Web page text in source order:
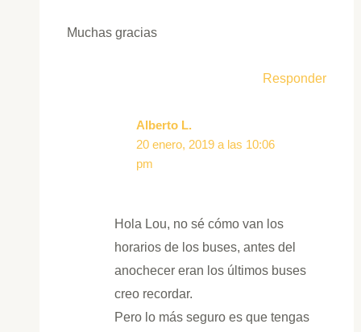
Muchas gracias
Responder
Alberto L.
20 enero, 2019 a las 10:06
pm
Hola Lou, no sé cómo van los
horarios de los buses, antes del
anochecer eran los últimos buses
creo recordar.
Pero lo más seguro es que tengas